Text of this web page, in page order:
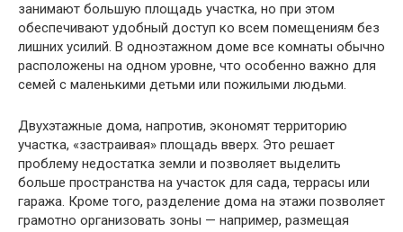
занимают большую площадь участка, но при этом
обеспечивают удобный доступ ко всем помещениям без
лишних усилий. В одноэтажном доме все комнаты обычно
расположены на одном уровне, что особенно важно для
семей с маленькими детьми или пожилыми людьми.
Двухэтажные дома, напротив, экономят территорию
участка, «застраивая» площадь вверх. Это решает
проблему недостатка земли и позволяет выделить
больше пространства на участок для сада, террасы или
гаража. Кроме того, разделение дома на этажи позволяет
грамотно организовать зоны — например, размещая